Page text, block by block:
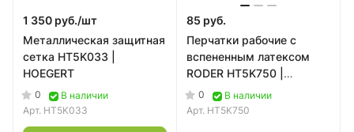
предсказуемость, долговечность и
удобство инструмента в ежедневной
работе.
1 350 руб./шт
Металлическая защитная
сетка HT5K033 |
HOEGERT
0
В наличии
Арт. HT5K033
85 руб.
Перчатки рабочие с
вспененным латексом
RODER HT5K750 |
HOEGERT (10)
0
В наличии
Арт. HT5K750